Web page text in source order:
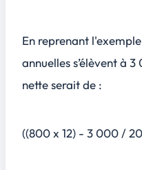
En reprenant
annuelles s’élèvent à
nette serait de :
((800 x 12) - 3 000 /